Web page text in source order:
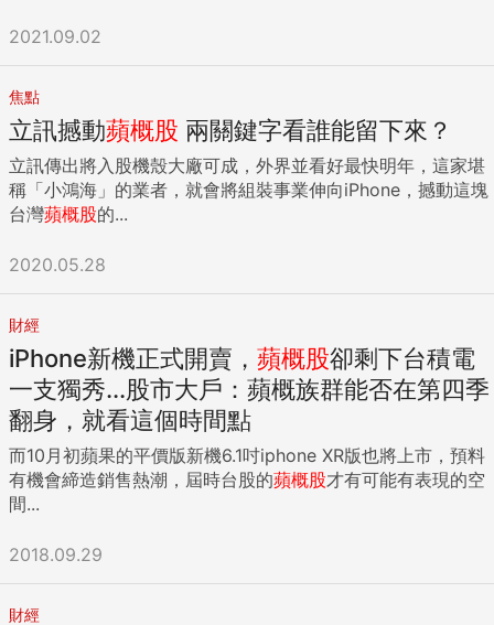
2021.09.02
焦點
立訊撼動蘋概股 兩關鍵字看誰能留下來？
立訊傳出將入股機殼大廠可成，外界並看好最快明年，這家堪
稱「小鴻海」的業者，就會將組裝事業伸向iPhone，撼動這塊
台灣蘋概股的...
2020.05.28
財經
iPhone新機正式開賣， 蘋概股卻剩下台積電
一支獨秀...股市大戶：蘋概族群能否在第四季
翻身，就看這個時間點
而10月初蘋果的平價版新機6.1吋iphone XR版也將上市，預料
有機會締造銷售熱潮，屆時台股的蘋概股才有可能有表現的空
間...
2018.09.29
財經